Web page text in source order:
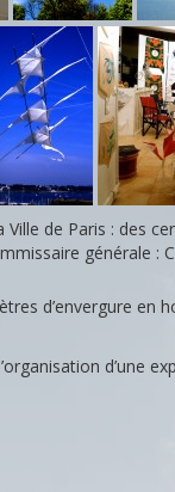
Ville de Paris : des
générale :
d’envergure en
d’une